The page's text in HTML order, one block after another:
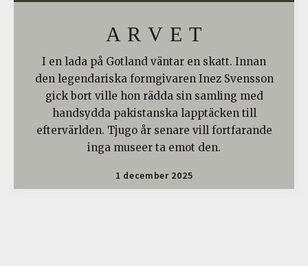
A R V E T
I en lada på Gotland väntar en skatt. Innan
den legendariska formgivaren Inez Svensson
gick bort ville hon rädda sin samling med
handsydda pakistanska lapptäcken till
eftervärlden. Tjugo år senare vill fortfarande
inga museer ta emot den.
1 december 2025